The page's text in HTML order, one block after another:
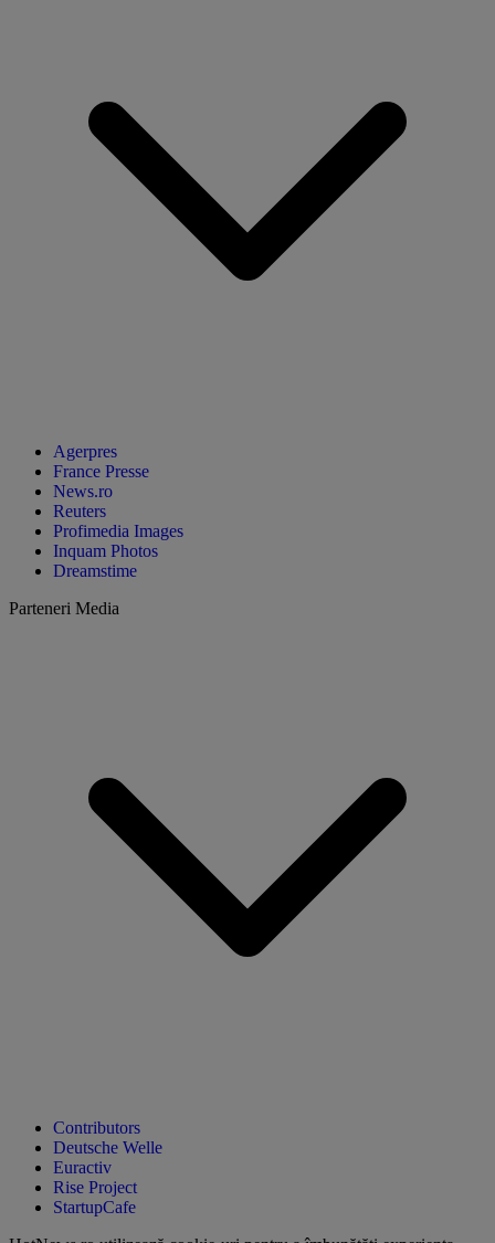
Agerpres
France Presse
News.ro
Reuters
Profimedia Images
Inquam Photos
Dreamstime
Parteneri Media
Contributors
Deutsche Welle
Euractiv
Rise Project
StartupCafe